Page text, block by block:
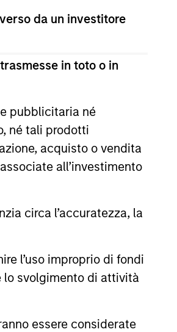
da un investitore
in toto o in
pubblicitaria né
né tali prodotti
acquisto o vendita
all’investimento
circa l’accuratezza, la
l’uso improprio di fondi
lo svolgimento di attività
essere considerate
di diritto lussemburghese.
2010 e successive
Informativo, del documento
relazione semestrale
“Informazioni
di Hong Kong. Copie gratuite in
annuali e semestrali e
du Général-Dufour, 1204
esso è registrato per la vendita,
oneri relativi all’emissione e al